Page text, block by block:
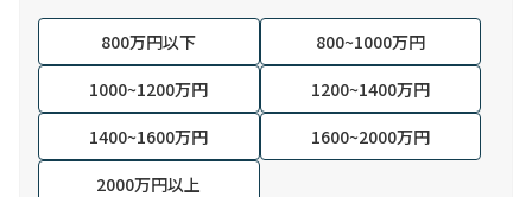
800万円以下
800~1000万円
1000~1200万円
1200~1400万円
1400~1600万円
1600~2000万円
2000万円以上